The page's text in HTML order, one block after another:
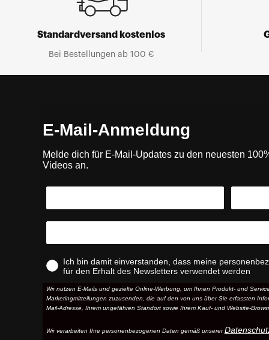
Standardversand kostenlos
Bei Bestellungen ab 100 €
E-Mail-Anmeldung
Melde dich für E-Mail-Updates zu den neuesten
Videos an.
Ich bin damit einverstanden, dass meine
für den Erhalt des Newsletters verwendet werden
Wir nutzen E-Mails und gezielte Online-Werbung, um Ihnen Produkt- und
Marketingmitteilungen zuzusenden, die auf den von uns über Sie erfassten
Mail-Adresse, Ihrem ungefähren Standort sowie Ihrem Kauf- und Website-
Wir verarbeiten Ihre personenbezogenen Daten gemäß unserer